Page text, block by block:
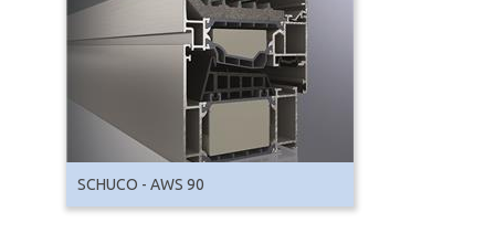
SCHUCO - AWS 90